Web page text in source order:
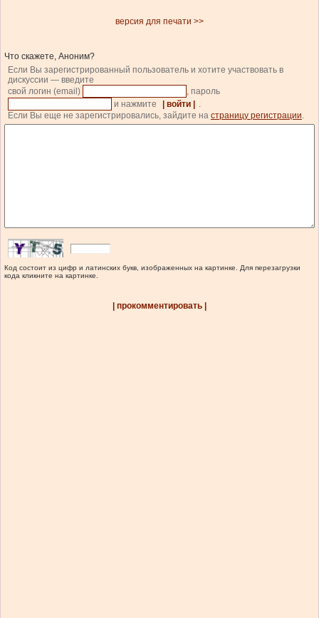
версия для печати >>
Что скажете, Аноним?
Если Вы зарегистрированный пользователь и хотите участвовать в
дискуссии — введите
свой логин (email)
, пароль
и нажмите
| войти |
.
Если Вы еще не зарегистрировались, зайдите на страницу регистрации.
Код состоит из цифр и латинских букв, изображенных на картинке. Для перезагрузки
кода кликните на картинке.
| прокомментировать |